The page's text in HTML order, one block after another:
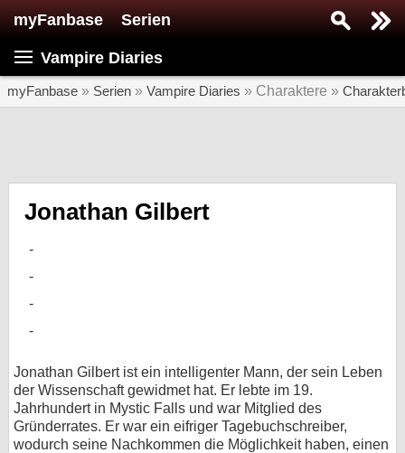
myFanbase Serien
Vampire Diaries
myFanbase » Serien » Vampire Diaries » Charaktere »
Jonathan Gilbert
Jonathan Gilbert ist ein intelligenter Mann, der sein Leben
der Wissenschaft gewidmet hat. Er lebte im 19.
Jahrhundert in Mystic Falls und war Mitglied des
Gründerrates. Er war ein eifriger Tagebuchschreiber,
wodurch seine Nachkommen die Möglichkeit haben, einen
SERIEN
Forum
bei X